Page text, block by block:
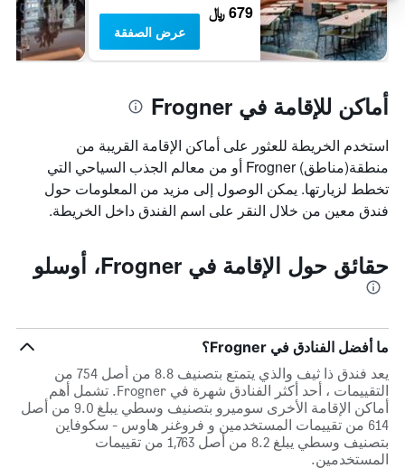
679 ﷼
عرض الصفقة
أماكن للإقامة في Frogner
استخدم الخريطة للعثور على أماكن الإقامة القريبة من
منطقة(مناطق) Frogner أو من معالم الجذب السياحي التي
تخطط لزيارتها. يمكن الوصول إلى مزيد من المعلومات حول
فندق معين من خلال النقر على اسم الفندق داخل الخريطة.
حقائق حول الإقامة في Frogner، أوسلو
ما أفضل الفنادق في Frogner؟
يعد فندق ذا ثيف والذي يتمتع بتصنيف 8.8 من أصل 754 من
التقييمات ، أحد أكثر الفنادق شهرة في Frogner. تشمل أهم
أماكن الإقامة الأخرى سوميرو بتصنيف وسطي يبلغ 9.0 من أصل
614 من تقييمات المستخدمين و فروغنر هاوس - سكوفاين
بتصنيف وسطي يبلغ 8.2 من أصل 1,763 من تقييمات
المستخدمين.